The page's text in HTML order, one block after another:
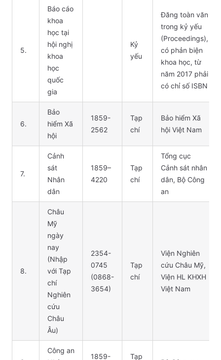
5.
Báo cáo
khoa
học tại
hội nghị
khoa
học
quốc
gia
Kỷ
yếu
Đăng toàn văn
trong kỷ yếu
(Proceedings),
có phản biện
khoa học, từ
năm 2017 phải
có chỉ số ISBN
6.
Bảo
hiểm Xã
hội
1859-
2562
Tạp
chí
Bảo hiểm Xã
hội Việt Nam
7.
Cảnh
sát
Nhân
dân
1859–
4220
Tạp
chí
Tổng cục
Cảnh sát nhân
dân, Bộ Công
an
8.
Châu
Mỹ
ngày
nay
(Nhập
với Tạp
chí
Nghiên
cứu
Châu
Âu)
2354-
0745
(0868-
3654)
Tạp
chí
Viện Nghiên
cứu Châu Mỹ,
Viện HL KHXH
Việt Nam
Công an
1859-
Tạp